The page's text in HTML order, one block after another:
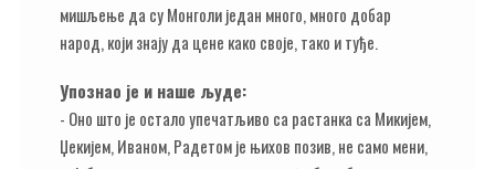
мишљење да су Монголи један много, много добар
народ, који знају да цене како своје, тако и туђе.
Упознао је и наше људе:
- Оно што је остало упечатљиво са растанка са Микијем,
Џекијем, Иваном, Радетом је њихов позив, не само мени,